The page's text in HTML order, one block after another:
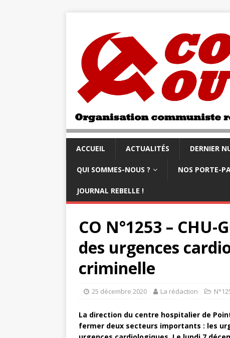
ACCUEIL ACTUALITÉS DERNIER
QUI SOMMES-NOUS ? NOS PORTE-
JOURNAL REBELLE !
CO N°1253 –
des urgences
criminelle
25 décembre 2020 La rédaction
La direction du centre hospitalier de
fermer deux secteurs importants : les